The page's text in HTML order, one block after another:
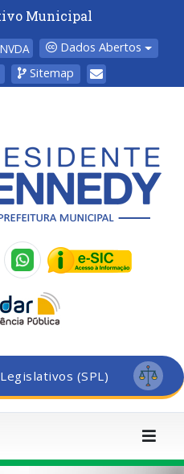
Municipal
NVDA
Dados Abertos
Sitemap
(SPL)